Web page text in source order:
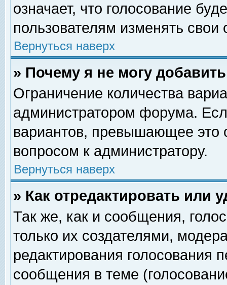
означает, что голосование
пользователям изменять свои
Вернуться наверх
» Почему я не могу
Ограничение количества
администратором форума.
вариантов, превышающее это
вопросом к администратору.
Вернуться наверх
» Как отредактировать или
Так же, как и сообщения,
только их создателями,
редактирования голосования
сообщения в теме